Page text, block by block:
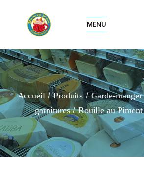
MENU
Accueil Produits Garde-manger
garnitures
Rouille au Piment